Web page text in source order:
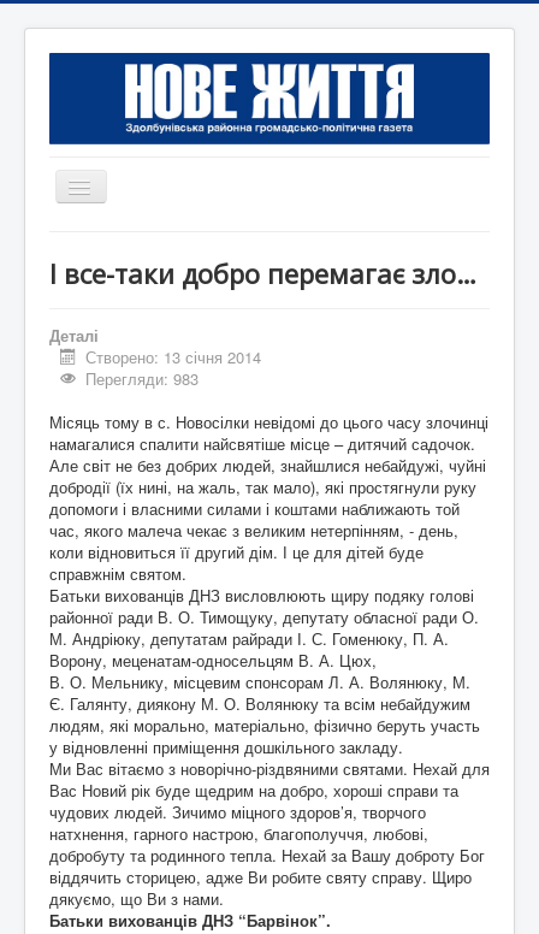
Перемикач
Редакція
Контактна інформація
Коротко
І все-таки добро перемагає зло…
Деталі
Створено: 13 січня 2014
Перегляди: 983
Місяць тому в с. Новосілки невідомі до цього часу злочинці
намагалися спалити найсвятіше місце – дитячий садочок.
Але світ не без добрих людей, знайшлися небайдужі, чуйні
добродії (їх нині, на жаль, так мало), які простягнули руку
допомоги і власними силами і коштами наближають той
час, якого малеча чекає з великим нетерпінням, - день,
коли відновиться її другий дім. І це для дітей буде
справжнім святом.
Батьки вихованців ДНЗ висловлюють щиру подяку голові
районної ради В. О. Тимощуку, депутату обласної ради О.
М. Андріюку, депутатам райради І. С. Гоменюку, П. А.
Ворону, меценатам-односельцям В. А. Цюх,
В. О. Мельнику, місцевим спонсорам Л. А. Волянюку, М.
Є. Галянту, диякону М. О. Волянюку та всім небайдужим
людям, які морально, матеріально, фізично беруть участь
у відновленні приміщення дошкільного закладу.
Ми Вас вітаємо з новорічно-різдвяними святами. Нехай для
Вас Новий рік буде щедрим на добро, хороші справи та
чудових людей. Зичимо міцного здоров’я, творчого
натхнення, гарного настрою, благополуччя, любові,
добробуту та родинного тепла. Нехай за Вашу доброту Бог
віддячить сторицею, адже Ви робите святу справу. Щиро
дякуємо, що Ви з нами.
Батьки вихованців ДНЗ “Барвінок”.